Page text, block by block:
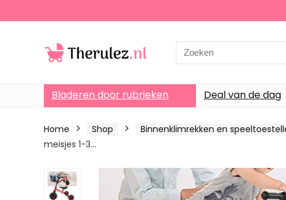
Search
for:
Bladeren door rubrieken Deal van de dag
Home Shop Binnenklimrekken en
meisjes 1-3…